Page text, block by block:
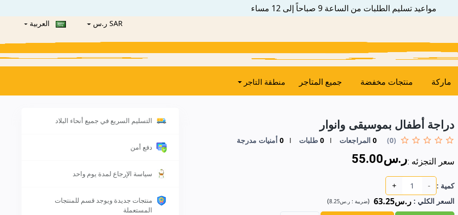
مواعيد تسليم الطلبات من الساعة 9 صباحاً إلى 12 مساء
SAR ر.س العربية
ماركة منتجات مخفضة جميع المتاجر منطقة التاجر
دراجة أطفال بموسيقى وانوار
(0)
0المراجعات 0طلبات 0أمنيات مدرجة
سعر التجزئه :ر.س55.00
كمية : -
+
السعر الكلي : ر.س63.25 (ضريبة : ر.س8.25 )
التسليم السريع في جميع أنحاء البلاد
دفع أمن
سياسة الإرجاع لمدة يوم واحد
منتجات جديدة ويوجد قسم للمنتجات
المستعملة